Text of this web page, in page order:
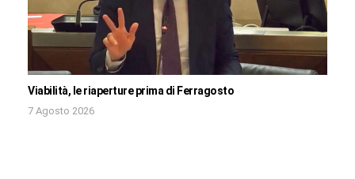
Viabilità, le riaperture prima di Ferragosto
7 Agosto 2026